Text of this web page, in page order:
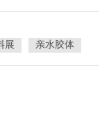
待与各位客户在未
的未来。 欢迎关注
展 亲水胶体